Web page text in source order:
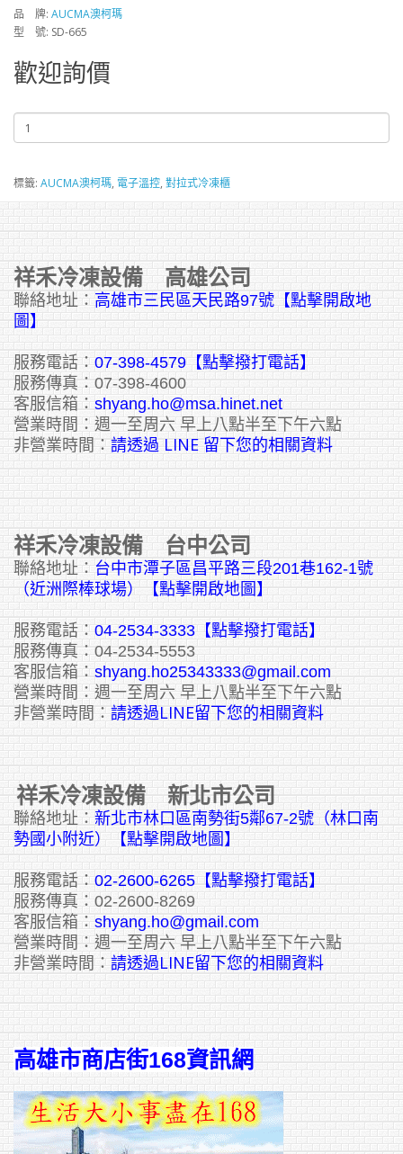
品 牌: AUCMA澳柯瑪
型 號: SD-665
歡迎詢價
標籤: AUCMA澳柯瑪, 電子溫控, 對拉式冷凍櫃
祥禾冷凍設備 高雄公司
聯絡地址： 高雄市三民區天民路97號【點擊開啟地
圖】
服務電話： 07-398-4579【點擊撥打電話】
服務傳真：07-398-4600
客服信箱： shyang.ho@msa.hinet.net
營業時間：週一至周六 早上八點半至下午六點
非營業時間： 請透過 LINE 留下您的相關資料
祥禾冷凍設備 台中公司
聯絡地址： 台中市潭子區昌平路三段201巷162-1號
（近洲際棒球場）【點擊開啟地圖】
服務電話： 04-2534-3333 【點擊撥打電話】
服務傳真：04-2534-5553
客服信箱： shyang.ho25343333@gmail.com
營業時間：週一至周六 早上八點半至下午六點
非營業時間： 請透過LINE留下您的相關資料
祥禾冷凍設備 新北市公司
聯絡地址： 新北市林口區南勢街5鄰67-2號（林口南
勢國小附近）【點擊開啟地圖】
服務電話： 02-2600-6265 【點擊撥打電話】
服務傳真：02-2600-8269
客服信箱： shyang.ho@gmail.com
營業時間：週一至周六 早上八點半至下午六點
非營業時間： 請透過LINE留下您的相關資料
高雄市商店街168資訊網